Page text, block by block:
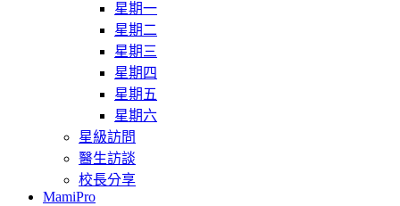
星期一
星期二
星期三
星期四
星期五
星期六
星級訪問
醫生訪談
校長分享
MamiPro